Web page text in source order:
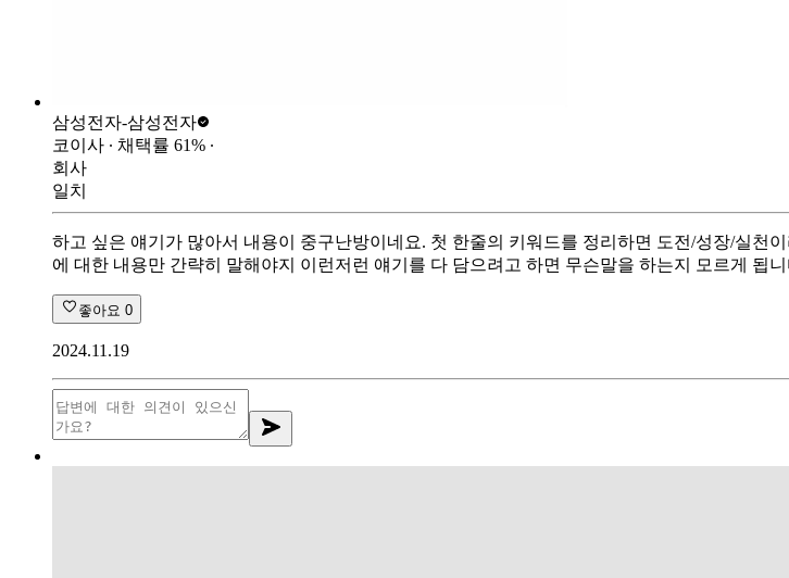
삼성전자-삼성전자
코이사 ∙ 채택률 61% ∙
회사
일치
하고 싶은 얘기가 많아서 내용이 중구난방이네요. 첫 한줄의 키워드를 정리하면 도전/성장/실천
에 대한 내용만 간략히 말해야지 이런저런 얘기를 다 담으려고 하면 무슨말을 하는지 모르게 됩
좋아요 0
2024.11.19